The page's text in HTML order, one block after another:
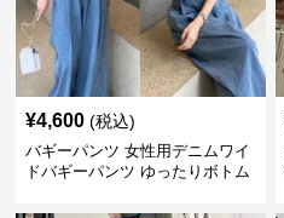
¥4,600 (税込)
バギーパンツ 女性用デニムワイ
ドバギーパンツ ゆったりボトム